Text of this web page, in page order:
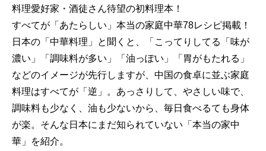
料理愛好家・酒徒さん待望の初料理本！
すべてが「あたらしい」本当の家庭中華78レシピ掲載！
日本の「中華料理」と聞くと、「こってりしてる「味が
濃い」「調味料が多い」「油っぽい」「胃がもたれる」
などのイメージが先行しますが、中国の食卓に並ぶ家庭
料理はすべてが「逆」。あっさりして、やさしい味で、
調味料も少なく、油も少ないから、毎日食べるても身体
が楽。そんな日本にまだ知られていない「本当の家中
華」を紹介。